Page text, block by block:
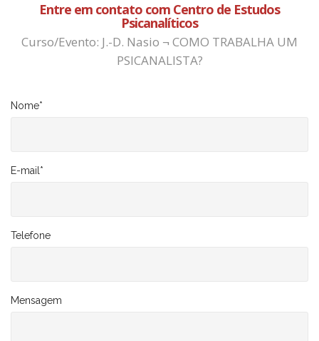
Entre em contato com Centro de Estudos
Psicanalíticos
Curso/Evento: J.-D. Nasio ¬ COMO TRABALHA UM
PSICANALISTA?
Nome*
E-mail *
Telefone
Mensagem